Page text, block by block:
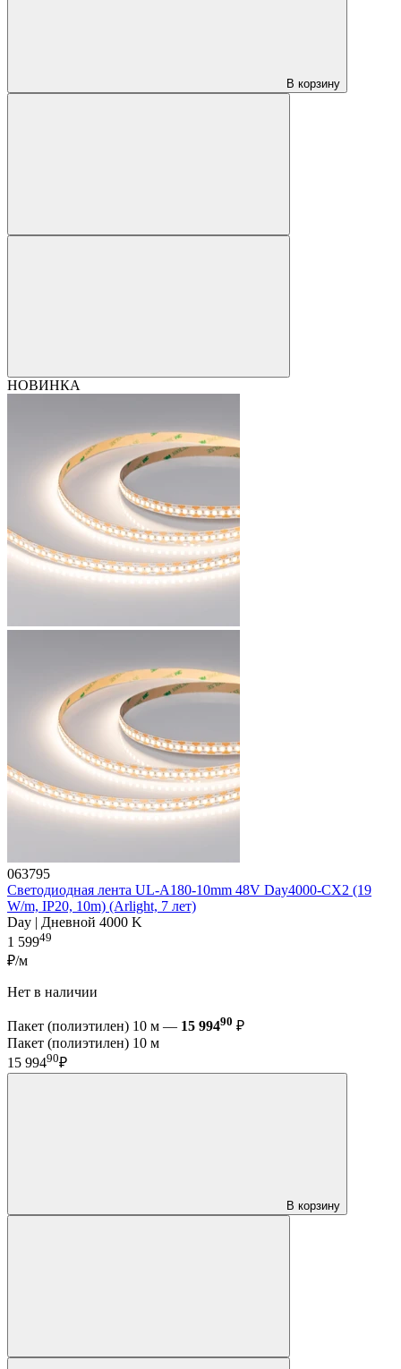
В корзину
НОВИНКА
063795
Светодиодная лента UL-A180-10mm 48V Day4000-CX2 (19
W/m, IP20, 10m) (Arlight, 7 лет)
Day | Дневной 4000 K
1 59949
₽/м
Нет в наличии
Пакет (полиэтилен) 10 м — 15 99490 ₽
Пакет (полиэтилен) 10 м
15 99490₽
В корзину